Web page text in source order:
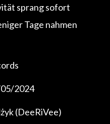
sprang sofort
Tage nahmen
2024
(DeeRiVee)